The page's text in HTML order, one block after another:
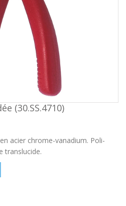
(30.SS.4710)
acier chrome-vanadium. Poli-
translucide.